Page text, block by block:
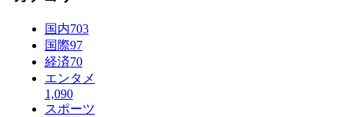
国内703
国際97
経済70
エンタメ
1,090
スポーツ